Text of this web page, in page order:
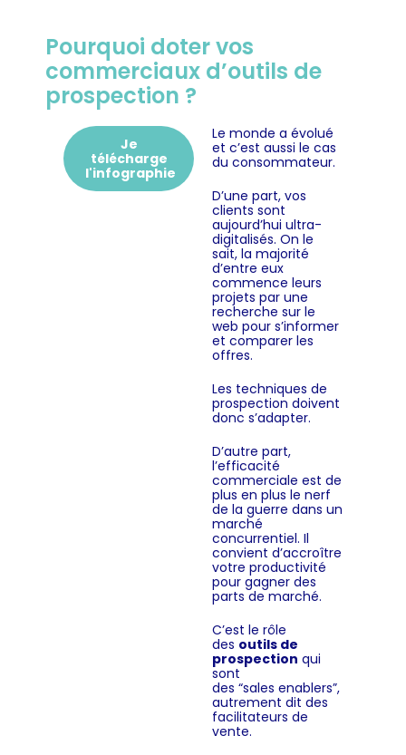
Pourquoi doter vos
commerciaux d’outils de
prospection ?
Je
télécharge
l'infographie
Le monde a évolué
et c’est aussi le cas
du consommateur.
D’une part, vos
clients sont
aujourd’hui ultra-
digitalisés. On le
sait, la majorité
d’entre eux
commence leurs
projets par une
recherche sur le
web pour s’informer
et comparer les
offres.
Les techniques de
prospection doivent
donc s’adapter.
D’autre part,
l’efficacité
commerciale est de
plus en plus le nerf
de la guerre dans un
marché
concurrentiel. Il
convient d’accroître
votre productivité
pour gagner des
parts de marché.
C’est le rôle
des outils de
prospection qui
sont
des “sales enablers”,
autrement dit des
facilitateurs de
vente.